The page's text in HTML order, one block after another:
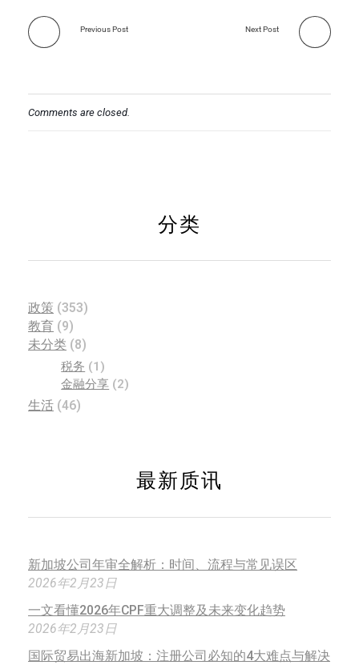
Previous Post Next Post
Comments are closed.
分类
政策 (353)
教育 (9)
未分类 (8)
税务 (1)
金融分享 (2)
生活 (46)
最新质讯
新加坡公司年审全解析：时间、流程与常见误区
2026年2月23日
一文看懂2026年CPF重大调整及未来变化趋势
2026年2月23日
国际贸易出海新加坡：注册公司必知的4大难点与解决